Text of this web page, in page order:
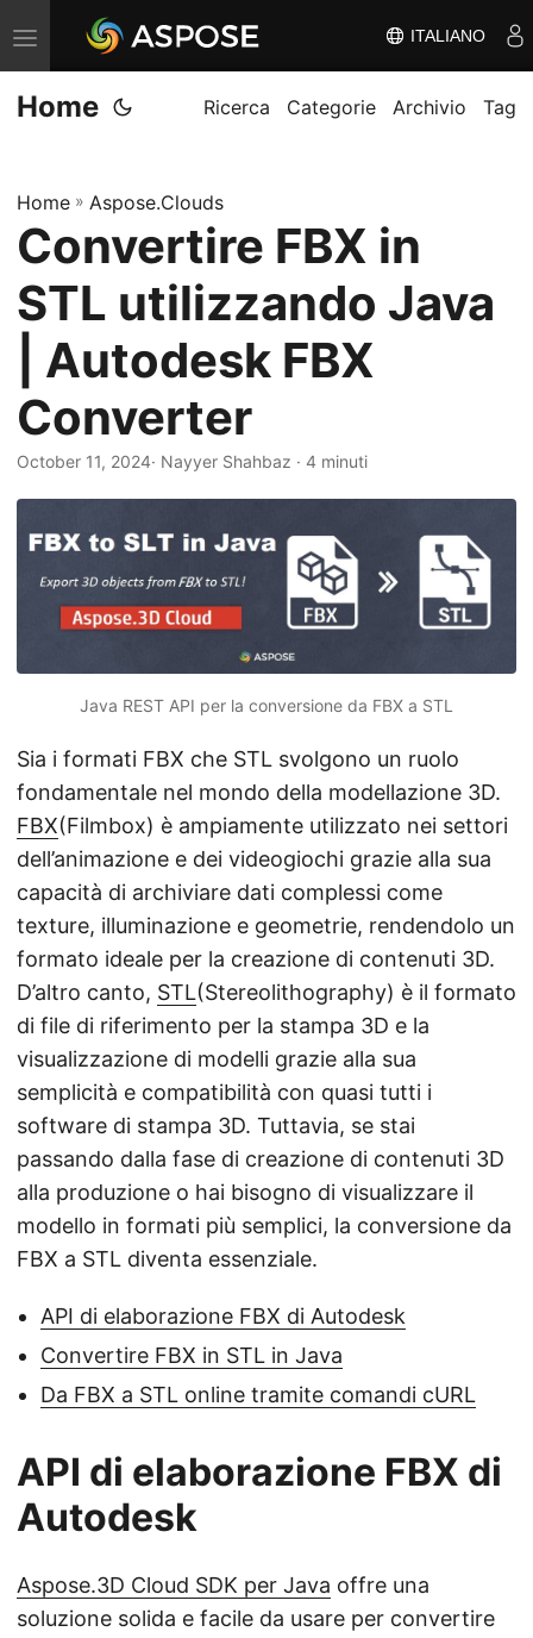
V
ä
x
n
a
i
r
i
n
ITALIANO
Home Ricerca Categorie Archivio Tag
Home » Aspose.Clouds
Convertire FBX in
STL utilizzando Java
| Autodesk FBX
Converter
October 11, 2024· Nayyer Shahbaz · 4 minuti
Java REST API per la conversione da FBX a STL
Sia i formati FBX che STL svolgono un ruolo
fondamentale nel mondo della modellazione 3D.
FBX(Filmbox) è ampiamente utilizzato nei settori
dell’animazione e dei videogiochi grazie alla sua
capacità di archiviare dati complessi come
texture, illuminazione e geometrie, rendendolo un
formato ideale per la creazione di contenuti 3D.
D’altro canto, STL(Stereolithography) è il formato
di file di riferimento per la stampa 3D e la
visualizzazione di modelli grazie alla sua
semplicità e compatibilità con quasi tutti i
software di stampa 3D. Tuttavia, se stai
passando dalla fase di creazione di contenuti 3D
alla produzione o hai bisogno di visualizzare il
modello in formati più semplici, la conversione da
FBX a STL diventa essenziale.
API di elaborazione FBX di Autodesk
Convertire FBX in STL in Java
Da FBX a STL online tramite comandi cURL
API di elaborazione FBX di
Autodesk
Aspose.3D Cloud SDK per Java offre una
soluzione solida e facile da usare per convertire